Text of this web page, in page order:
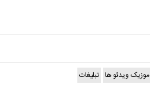
موزیک ویدئو ها تبلیغات